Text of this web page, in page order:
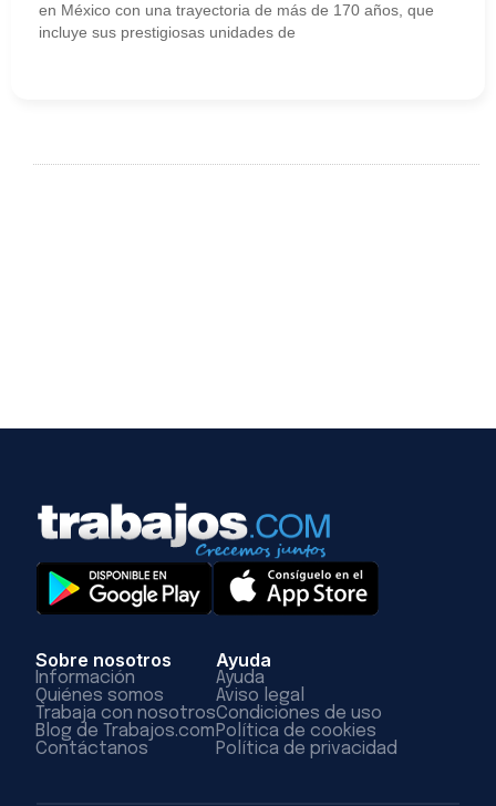
en México con una trayectoria de más de 170 años, que
incluye sus prestigiosas unidades de
Sobre nosotros
Información
Quiénes somos
Trabaja con nosotros
Blog de Trabajos.com
Contáctanos
Ayuda
Ayuda
Aviso legal
Condiciones de uso
Política de cookies
Política de privacidad